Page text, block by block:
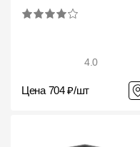
4.0
Цена 704 ₽/шт